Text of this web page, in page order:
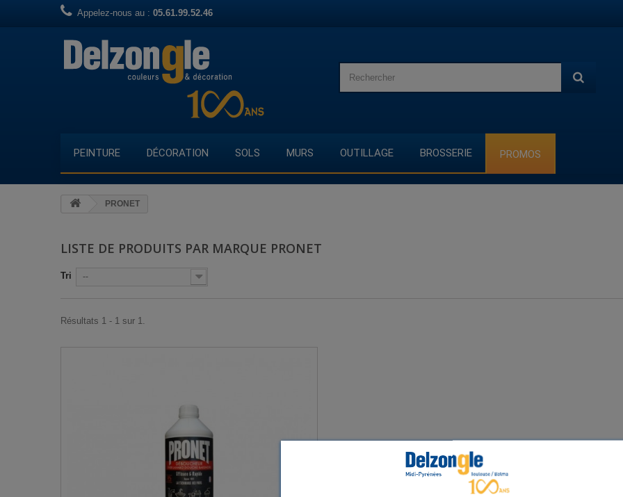
Appelez-nous au : 05.61.99.52.46
PEINTURE DÉCORATION SOLS MURS OUTILLAGE BROSSERIE PROMOS
PRONET
LISTE DE PRODUITS PAR MARQUE PRONET
Tri --
Résultats 1 - 1 sur 1.